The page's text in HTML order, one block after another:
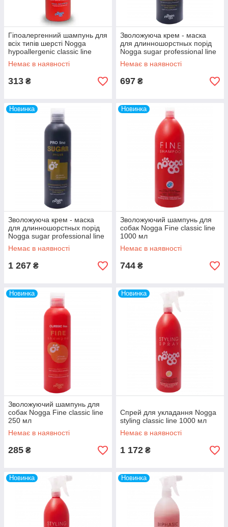
Гіпоалергенний шампунь для
всіх типів шерсті Nogga
hypoallergenic classic line
250мл
Немає в наявності
313 ₴
Зволожуюча крем - маска
для длинношорстных порід
Nogga sugar professional line
250 мл
Немає в наявності
697 ₴
Новинка
Зволожуюча крем - маска
для длинношорстных порід
Nogga sugar professional line
500мл
Немає в наявності
1 267 ₴
Новинка
Зволожуючий шампунь для
собак Nogga Fine classic line
1000 мл
Немає в наявності
744 ₴
Новинка
Зволожуючий шампунь для
собак Nogga Fine classic line
250 мл
Немає в наявності
285 ₴
Новинка
Спрей для укладання Nogga
styling classic line 1000 мл
Немає в наявності
1 172 ₴
Новинка Новинка